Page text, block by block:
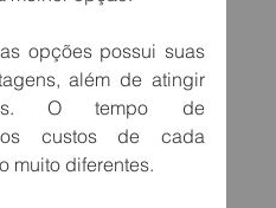
opções possui suas
além de atingir
O tempo de
os custos de cada
muito diferentes.